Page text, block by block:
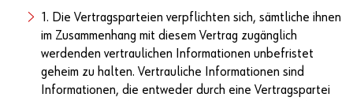
1. Die Vertragsparteien verpflichten sich, sämtliche ihnen
im Zusammenhang mit diesem Vertrag zugänglich
werdenden vertraulichen Informationen unbefristet
geheim zu halten. Vertrauliche Informationen sind
Informationen, die entweder durch eine Vertragspartei